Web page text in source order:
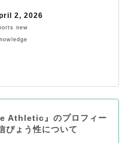
2, 2026
new
Athletic』のプロフィー
ぴょう性について